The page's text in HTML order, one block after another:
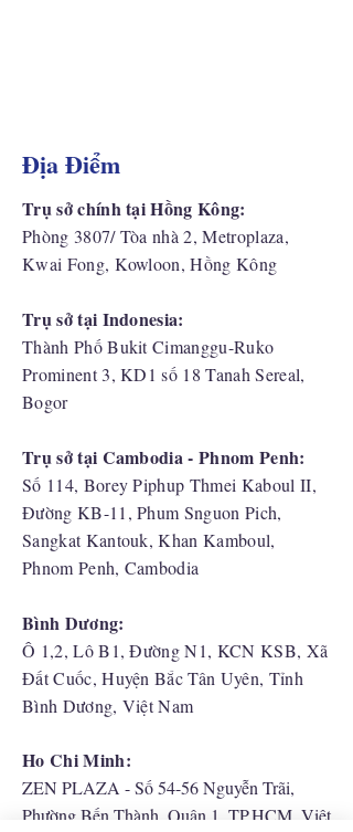
Địa Điểm
Trụ sở chính tại Hồng Kông:
Phòng 3807/ Tòa nhà 2, Metroplaza,
Kwai Fong, Kowloon, Hồng Kông
Trụ sở tại Indonesia:
​Thành Phố Bukit Cimanggu-Ruko
Prominent 3, KD1 số 18 Tanah Sereal,
Bogor
Trụ sở tại Cambodia - Phnom Penh:
Số 114, Borey Piphup Thmei Kaboul II,
Đường KB-11, Phum Snguon Pich,
Sangkat Kantouk, Khan Kamboul,
Phnom Penh, Cambodia
Bình Dương:
Ô 1,2, Lô B1, Đường N1, KCN KSB, Xã
Đất Cuốc, Huyện Bắc Tân Uyên, Tỉnh
Bình Dương, Việt Nam
Ho Chi Minh:
ZEN PLAZA - Số 54-56 Nguyễn Trãi,
Phường Bến Thành, Quận 1, TP.HCM, Việt